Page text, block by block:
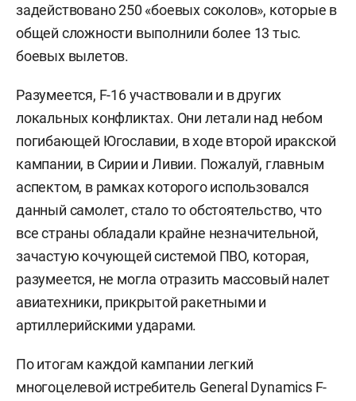
задействовано 250 «боевых соколов», которые в
общей сложности выполнили более 13 тыс.
боевых вылетов.
Разумеется, F-16 участвовали и в других
локальных конфликтах. Они летали над небом
погибающей Югославии, в ходе второй иракской
кампании, в Сирии и Ливии. Пожалуй, главным
аспектом, в рамках которого использовался
данный самолет, стало то обстоятельство, что
все страны обладали крайне незначительной,
зачастую кочующей системой ПВО, которая,
разумеется, не могла отразить массовый налет
авиатехники, прикрытой ракетными и
артиллерийскими ударами.
По итогам каждой кампании легкий
многоцелевой истребитель General Dynamics F-